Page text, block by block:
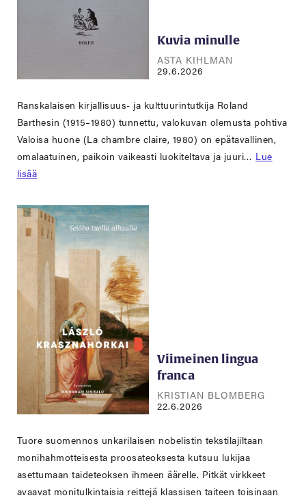
Kuvia minulle
ASTA KIHLMAN
29.6.2026
Ranskalaisen kirjallisuus- ja kulttuurintutkija Roland
Barthesin (1915–1980) tunnettu, valokuvan olemusta pohtiva
Valoisa huone (La chambre claire, 1980) on epätavallinen,
omalaatuinen, paikoin vaikeasti luokiteltava ja juuri… Lue
lisää
Viimeinen lingua
franca
KRISTIAN BLOMBERG
22.6.2026
Tuore suomennos unkarilaisen nobelistin tekstilajiltaan
monihahmotteisesta proosateoksesta kutsuu lukijaa
asettumaan taideteoksen ihmeen äärelle. Pitkät virkkeet
avaavat monitulkintaisia reittejä klassisen taiteen toisinaan